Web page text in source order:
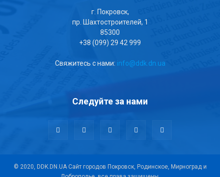
г. Покровск,
пр. Шахтостроителей, 1
85300
+38 (099) 29 42 999
Свяжитесь с нами: info@ddk.dn.ua
Следуйте за нами
© 2020, DDK.DN.UA Сайт городов Покровск, Родинское, Мирноград и